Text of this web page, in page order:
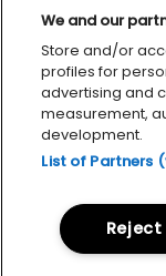
We and our
Store and/or
profiles for
advertising and
measurement,
development.
List of Partners